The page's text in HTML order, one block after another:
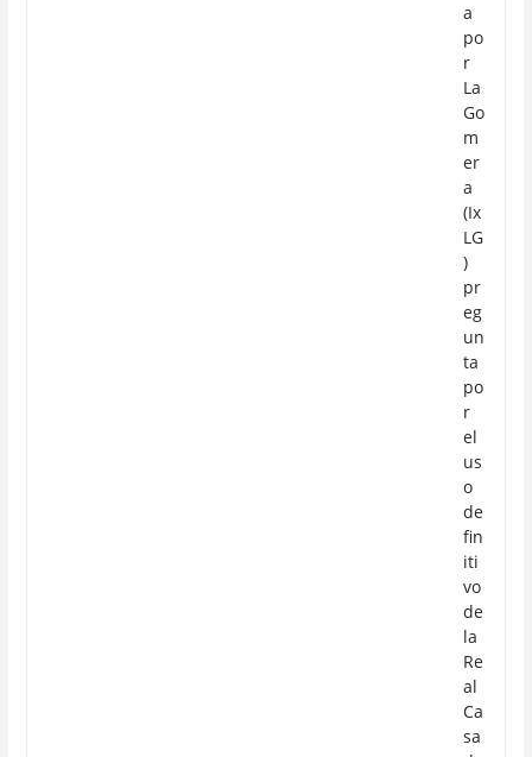
a
po
r
La
Go
m
er
a
(Ix
LG
)
pr
eg
un
ta
po
r
el
us
o
de
fin
iti
vo
de
la
Re
al
Ca
sa